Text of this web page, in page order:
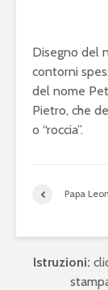
Disegno del
contorni
del nome
Pietro, che
o “roccia”.
Papa
Istruzioni: